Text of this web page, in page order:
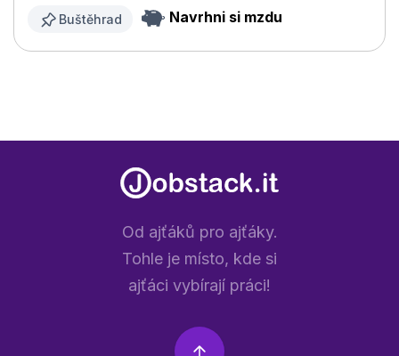
Buštěhrad Navrhni si mzdu
Od ajťáků pro ajťáky.
Tohle je místo, kde si
ajťáci vybírají práci!